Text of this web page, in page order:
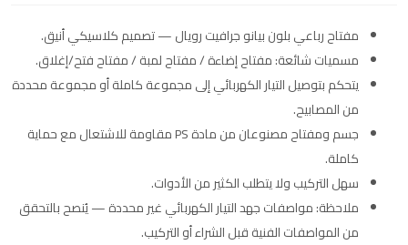
مفتاح رباعي بلون بيانو جرافيت رويال — تصميم كلاسيكي أنيق.
مسميات شائعة: مفتاح إضاءة / مفتاح لمبة / مفتاح فتح/إغلاق.
يتحكم بتوصيل التيار الكهربائي إلى مجموعة كاملة أو مجموعة محددة
من المصابيح.
جسم ومفتاح مصنوعان من مادة PS مقاومة للاشتعال مع حماية
كاملة.
سهل التركيب ولا يتطلب الكثير من الأدوات.
ملاحظة: مواصفات جهد التيار الكهربائي غير محددة — يُنصح بالتحقق
من المواصفات الفنية قبل الشراء أو التركيب.